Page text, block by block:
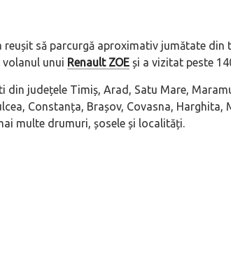
reușit să parcurgă aproximativ jumătate din
unui Renault ZOEși a vizitat peste
județele Timiș, Arad, Satu Mare,
Constanța, Brașov, Covasna, Harghita,
multe drumuri, șosele și localități.